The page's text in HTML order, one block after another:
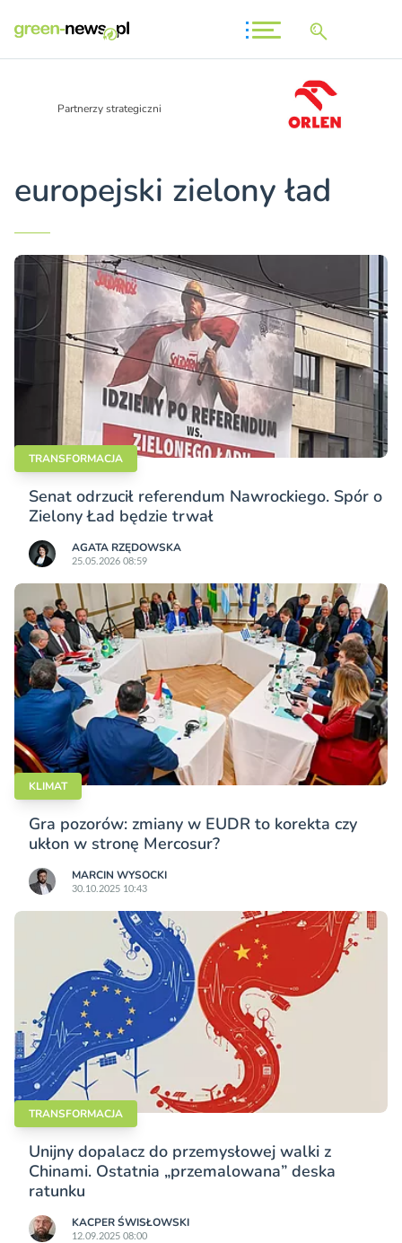
Partnerzy strategiczni
europejski zielony ład
TRANSFORMACJA
Senat odrzucił referendum Nawrockiego. Spór o
Zielony Ład będzie trwał
AGATA RZĘDOWSKA
25.05.2026 08:59
KLIMAT
Gra pozorów: zmiany w EUDR to korekta czy
ukłon w stronę Mercosur?
MARCIN WYSOCKI
30.10.2025 10:43
TRANSFORMACJA
Unijny dopalacz do przemysłowej walki z
Chinami. Ostatnia „przemalowana” deska
ratunku
KACPER ŚWISŁO­WSKI
12.09.2025 08:00